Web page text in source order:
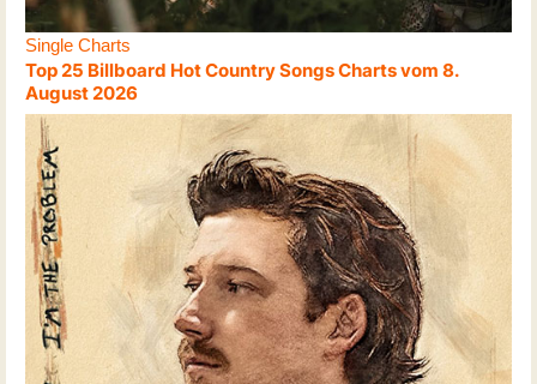
Single Charts
Top 25 Billboard Hot Country Songs Charts vom 8.
August 2026